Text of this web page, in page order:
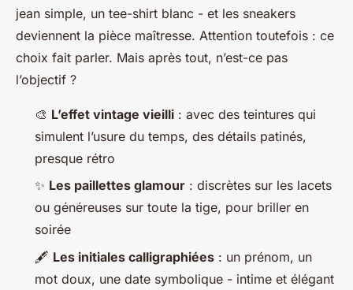
jean simple, un tee-shirt blanc - et les sneakers
deviennent la pièce maîtresse. Attention toutefois : ce
choix fait parler. Mais après tout, n’est-ce pas
l’objectif ?
🎨 L’effet vintage vieilli : avec des teintures qui
simulent l’usure du temps, des détails patinés,
presque rétro
✨ Les paillettes glamour : discrètes sur les lacets
ou généreuses sur toute la tige, pour briller en
soirée
🖋️ Les initiales calligraphiées : un prénom, un
mot doux, une date symbolique - intime et élégant